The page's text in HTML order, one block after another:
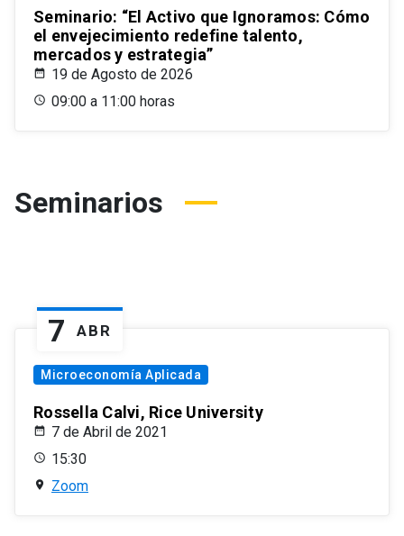
Seminario: “El Activo que Ignoramos: Cómo
el envejecimiento redefine talento,
mercados y estrategia”
19 de Agosto de 2026
09:00 a 11:00 horas
Seminarios
7 ABR
Microeconomía Aplicada
Rossella Calvi, Rice University
7 de Abril de 2021
15:30
Zoom